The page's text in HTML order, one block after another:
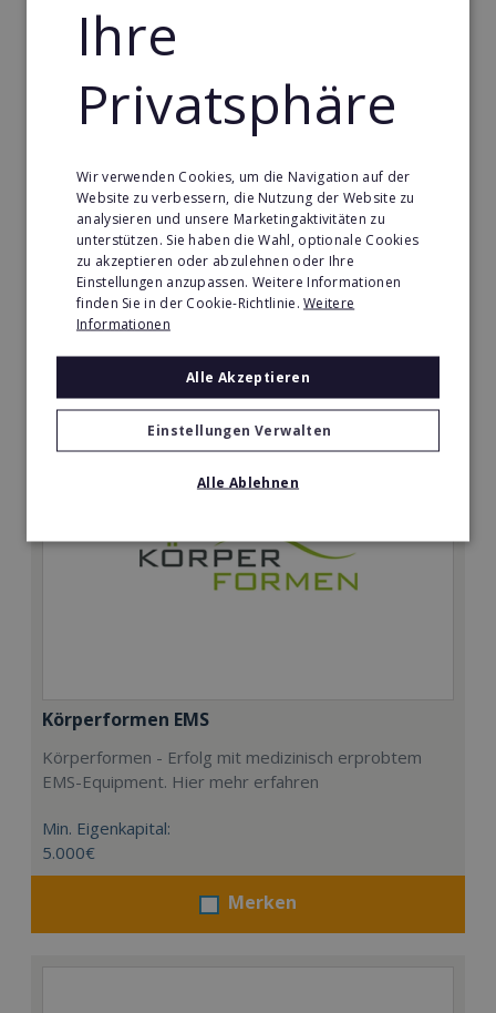
Coffee-Bike
Das innovative und mobile Coffee-Shop-Konzept mit
konkurrenzlosen Einstiegsbedingungen.
Min. Eigenkapital:
5.000€
Merken
Körperformen EMS
Körperformen - Erfolg mit medizinisch erprobtem
EMS-Equipment. Hier mehr erfahren
Min. Eigenkapital:
5.000€
Merken
Ihre
Privatsphäre
Wir verwenden Cookies, um die Navigation auf der
Website zu verbessern, die Nutzung der Website zu
analysieren und unsere Marketingaktivitäten zu
unterstützen. Sie haben die Wahl, optionale Cookies
zu akzeptieren oder abzulehnen oder Ihre
Einstellungen anzupassen. Weitere Informationen
finden Sie in der Cookie-Richtlinie.Weitere
Informationen
Alle Akzeptieren
Einstellungen Verwalten
Alle Ablehnen